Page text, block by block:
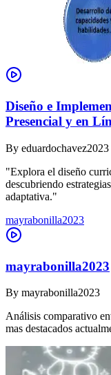
Diseño e
Presencial y en
By eduardochavez2023
"Explora el diseño
descubriendo
adaptativa."
mayrabonilla2023
mayrabonilla2023
By mayrabonilla2023
Análisis comparativo
mas destacados